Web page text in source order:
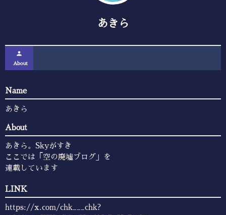
あきら
person
About
Name
あきら
About
あきら。Skyがすき
ここでは「空の廃墟ブログ」を
連載しています
LINK
https://x.com/chk___chk?